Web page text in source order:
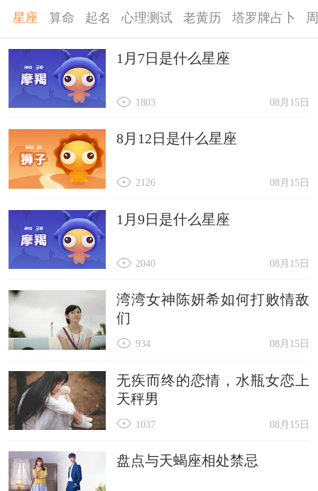
星座 算命 起名 心理测试 老黄历 塔罗牌占卜
1月7日是什么星座
08月15日
1803
8月12日是什么星座
08月15日
2126
1月9日是什么星座
08月15日
2040
湾湾女神陈妍希如何打败情敌
们
08月15日
934
无疾而终的恋情，水瓶女恋上
天秤男
08月15日
1037
盘点与天蝎座相处禁忌